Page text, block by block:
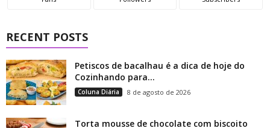
RECENT POSTS
Petiscos de bacalhau é a dica de hoje do
Cozinhando para...
Coluna Diária 8 de agosto de 2026
Torta mousse de chocolate com biscoito